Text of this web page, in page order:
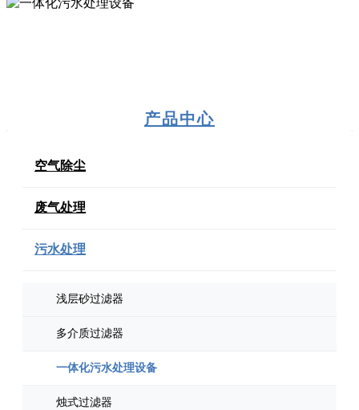
产品中心
空气除尘
废气处理
污水处理
浅层砂过滤器
多介质过滤器
一体化污水处理设备
烛式过滤器